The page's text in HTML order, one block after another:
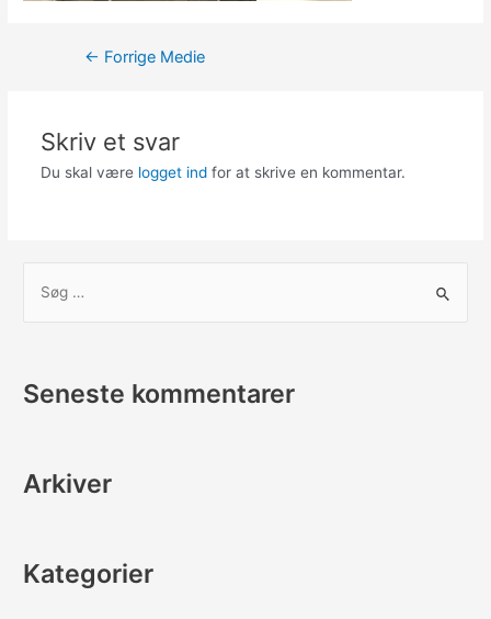
Indlægsnavigation
← Forrige Medie
Skriv et svar
Du skal være logget indfor at skrive en kommentar.
f
r
Seneste kommentarer
Arkiver
Kategorier